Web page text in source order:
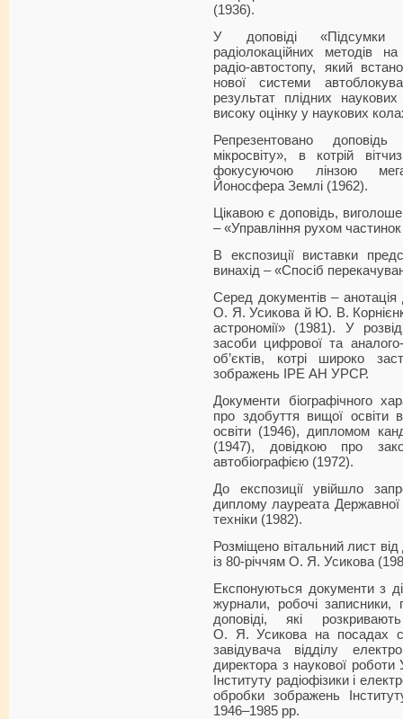
(1936).
У доповіді «Підсумки
радіолокаційних методів
радіо-автостопу, який
нової системи
результат плідних
високу оцінку у наукових
Репрезентовано
мікросвіту», в котрій
фокусуючою лінзою
Йоносфера Землі (1962).
Цікавою є доповідь,
– «Управління рухом частинок
В експозиції виставки
винахід – «Спосіб
Серед документів – анотація
О. Я. Усикова й Ю. В.
астрономії» (1981). У
засоби цифрової та
об’єктів, котрі широко
зображень ІРЕ АН УРСР.
Документи біографічного
про здобуття вищої освіти в
освіти (1946), дипломом
(1947), довідкою про
автобіографією (1972).
До експозиції увійшло
диплому лауреата
техніки (1982).
Розміщено вітальний лист
із 80-річчям О. Я. Усикова
Експонуються документи з
журнали, робочі записники,
доповіді, які
О. Я. Усикова на посадах
завідувача відділу
директора з наукової
Інституту радіофізики і
обробки зображень
1946–1985 рр.